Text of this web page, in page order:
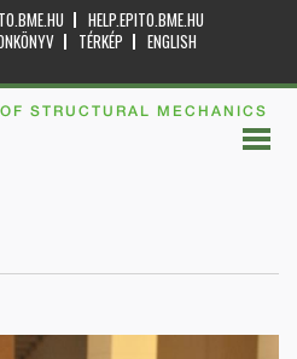
HELP.EPITO.BME.HU
TÉRKÉP
ENGLISH
STRUCTURAL MECHANICS